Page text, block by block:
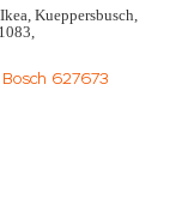
Kueppersbusch,